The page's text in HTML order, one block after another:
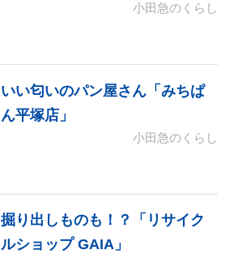
小田急のくらし
いい匂いのパン屋さん「みちぱ
ん平塚店」
小田急のくらし
掘り出しものも！？「リサイク
ルショップ GAIA」